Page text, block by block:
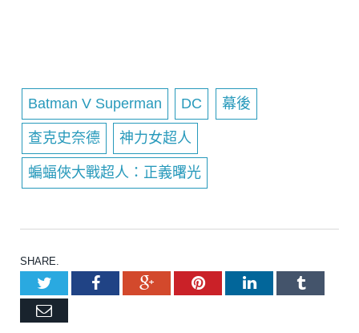
Batman V Superman DC 幕後
查克史奈德 神力女超人
蝙蝠俠大戰超人：正義曙光
SHARE.
TwitterFacebookGoogle+PinterestLinkedInTumblr
Email